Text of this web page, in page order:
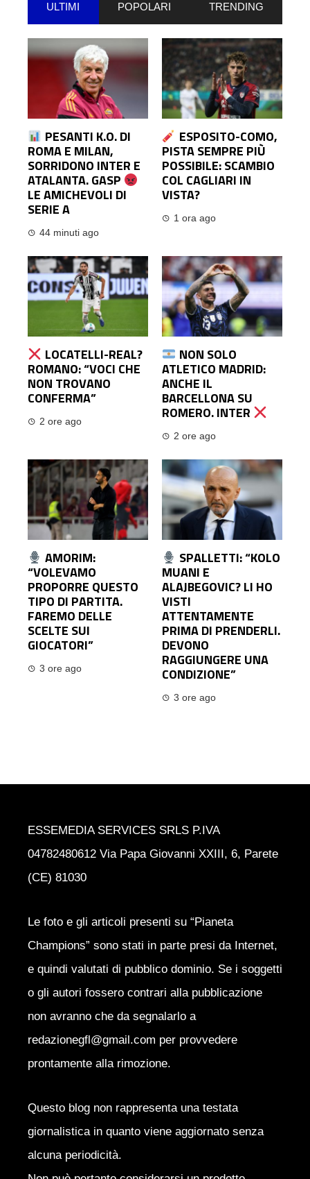
ULTIMI POPOLARI TRENDING
PESANTI K.O. DI
ROMA E MILAN,
SORRIDONO INTER E
ATALANTA. GASP
LE AMICHEVOLI DI
SERIE A
44 minuti ago
ESPOSITO-COMO,
PISTA SEMPRE PIÙ
POSSIBILE: SCAMBIO
COL CAGLIARI IN
VISTA?
1 ora ago
LOCATELLI-REAL?
ROMANO: “VOCI CHE
NON TROVANO
CONFERMA”
2 ore ago
NON SOLO
ATLETICO MADRID:
ANCHE IL
BARCELLONA SU
ROMERO. INTER
2 ore ago
AMORIM:
“VOLEVAMO
PROPORRE QUESTO
TIPO DI PARTITA.
FAREMO DELLE
SCELTE SUI
GIOCATORI”
3 ore ago
SPALLETTI: “KOLO
MUANI E
ALAJBEGOVIC? LI HO
VISTI
ATTENTAMENTE
PRIMA DI PRENDERLI.
DEVONO
RAGGIUNGERE UNA
CONDIZIONE”
3 ore ago
ESSEMEDIA SERVICES SRLS P.IVA
04782480612 Via Papa Giovanni XXIII, 6, Parete
(CE) 81030
Le foto e gli articoli presenti su “Pianeta
Champions” sono stati in parte presi da Internet,
e quindi valutati di pubblico dominio. Se i soggetti
o gli autori fossero contrari alla pubblicazione
non avranno che da segnalarlo a
redazionegfl@gmail.com per provvedere
prontamente alla rimozione.
Questo blog non rappresenta una testata
giornalistica in quanto viene aggiornato senza
alcuna periodicità.